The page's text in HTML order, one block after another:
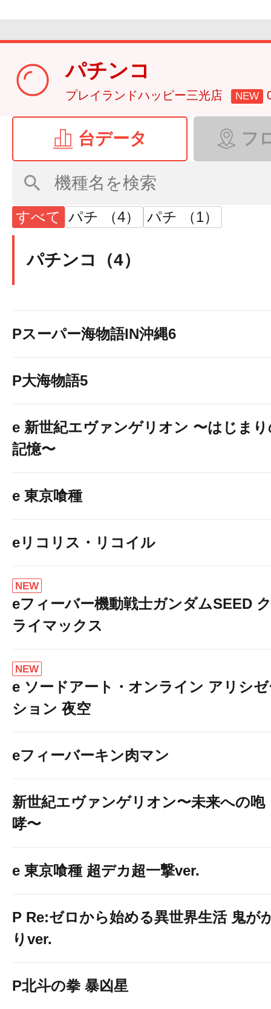
≪ＨＡＰＰＹ 三
8月6 日(木)
9時開店
抽選開始8時50分
1,000円46枚スロ
13時 時差開放
抽選場所 ウェイテ
パチンコ
プレイランドハッピー三光店 NEW
台データ フ
すべて パチ （4） パチ （1）
パチンコ（4）
Pスーパー海物語IN沖縄6
P大海物語5
e 新世紀エヴァンゲリオン 〜はじま
記憶〜
e 東京喰種
eリコリス・リコイル
NEW
eフィーバー機動戦士ガンダムSEED ク
ライマックス
NEW
e ソードアート・オンライン アリシ
ション 夜空
eフィーバーキン肉マン
新世紀エヴァンゲリオン〜未来への咆
哮〜
e 東京喰種 超デカ超一撃ver.
P Re:ゼロから始める異世界生活 鬼が
りver.
P北斗の拳 暴凶星